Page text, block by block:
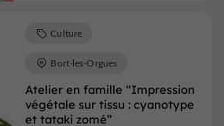
Atelier en famille “Impression
végétale sur tissu : cyanotype
et tataki zomé”
Culture
Bort-les-Orgues